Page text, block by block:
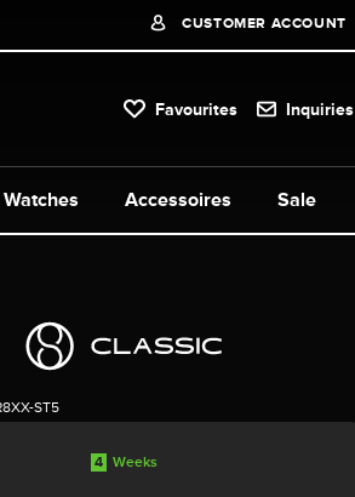
CUSTOMER ACCOUNT
Favourites Inquiries
Watches Accessoires Sale
ST5
4 Weeks